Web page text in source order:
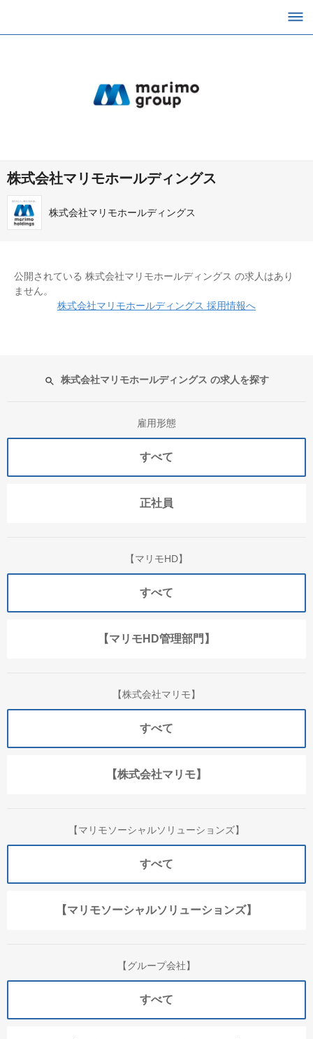
株式会社マリモホールディングス
株式会社マリモホールディングス
公開されている 株式会社マリモホールディングス の求人はあり
ません。
株式会社マリモホールディングス 採用情報へ
株式会社マリモホールディングス の求人を探す
雇用形態
すべて
正社員
【マリモHD】
すべて
【マリモHD管理部門】
【株式会社マリモ】
すべて
【株式会社マリモ】
【マリモソーシャルソリューションズ】
すべて
【マリモソーシャルソリューションズ】
【グループ会社】
すべて